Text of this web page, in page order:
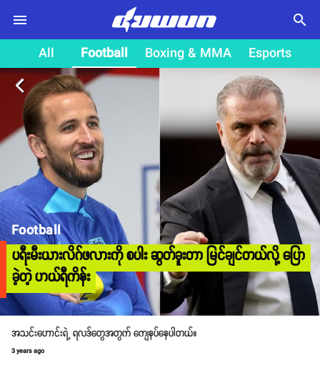
search
All Football Boxing & MMA Esports
arrow_back_ios
Football
ပရီးမီးယားလိဂ်ဖလားကို စပါး ဆွတ်ခူးတာ မြင်ချင်တယ်လို့ ပြော
ခဲ့တဲ့ ဟယ်ရီကိန်း
အသင်းဟောင်းရဲ့ ရလဒ်တွေအတွက် ကျေနပ်နေပါတယ်။
3 years ago